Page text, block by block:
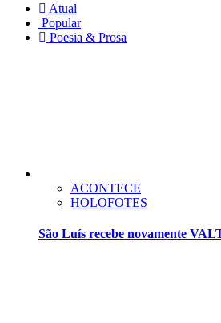
Atual
Popular
Poesia & Prosa
ACONTECE
HOLOFOTES
São Luís recebe novamente